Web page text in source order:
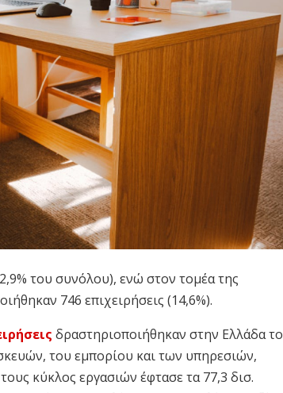
του συνόλου), ενώ στον τομέα της
746 επιχειρήσεις (14,6%).
δραστηριοποιήθηκαν στην Ελλάδα το
του εμπορίου και των υπηρεσιών,
κύκλος εργασιών έφτασε τα 77,3 δισ.